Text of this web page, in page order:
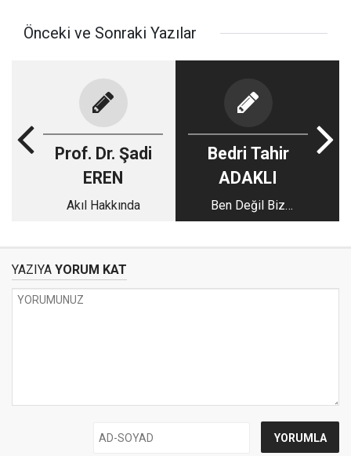
Önceki ve Sonraki Yazılar
Prof. Dr. Şadi
EREN
Akıl Hakkında
Bedri Tahir
ADAKLI
Ben Değil Biz
Demeliyiz
YAZIYA YORUM KAT